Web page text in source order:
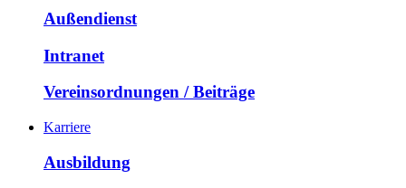
Außendienst
Intranet
Vereinsordnungen / Beiträge
Karriere
Ausbildung